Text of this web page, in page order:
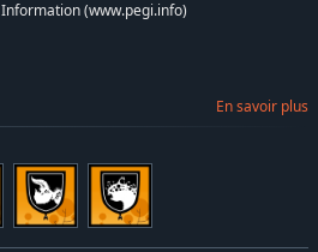
(www.pegi.info)
En savoir plus